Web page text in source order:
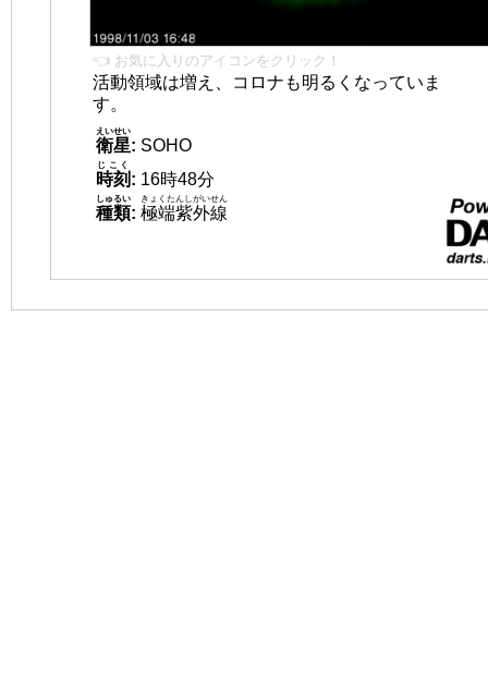
👈 お気に入りのアイコンをクリック！
活動領域は増え、コロナも明るくなっていま
す。
衛星
えいせい
: SOHO
時刻
じこく
: 16時48分
種類
しゅるい
: 極端紫外線
きょくたんしがいせん